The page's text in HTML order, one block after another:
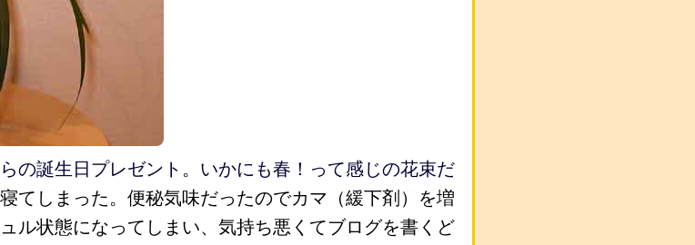
の誕生日プレゼント。いかにも春！って感じの花束だ
てしまった。便秘気味だったのでカマ（緩下剤）を増
ル状態になってしまい、気持ち悪くてブログを書くど